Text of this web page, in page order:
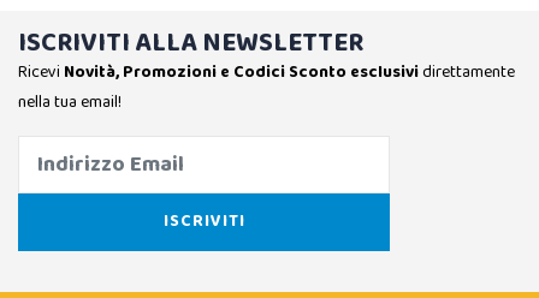
ISCRIVITI ALLA NEWSLETTER
Ricevi Novità, Promozioni e Codici Sconto esclusividirettamente
nella tua email!